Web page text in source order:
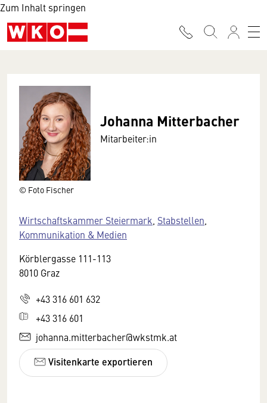
Zum Inhalt springen
© Foto Fischer
Johanna Mitterbacher
Mitarbeiter:in
Wirtschaftskammer Steiermark Stabstellen
Kommunikation & Medien
Körblergasse 111-113
8010 Graz
+43 316 601 632
+43 316 601
johanna.mitterbacher@wkstmk.at
Visitenkarte exportieren